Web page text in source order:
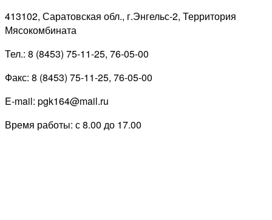
413102, Саратовская обл., г.Энгельс-2, Территория
Мясокомбината
Тел.: 8 (8453) 75-11-25, 76-05-00
Факс: 8 (8453) 75-11-25, 76-05-00
E-mail: pgk164@mail.ru
Время работы: с 8.00 до 17.00